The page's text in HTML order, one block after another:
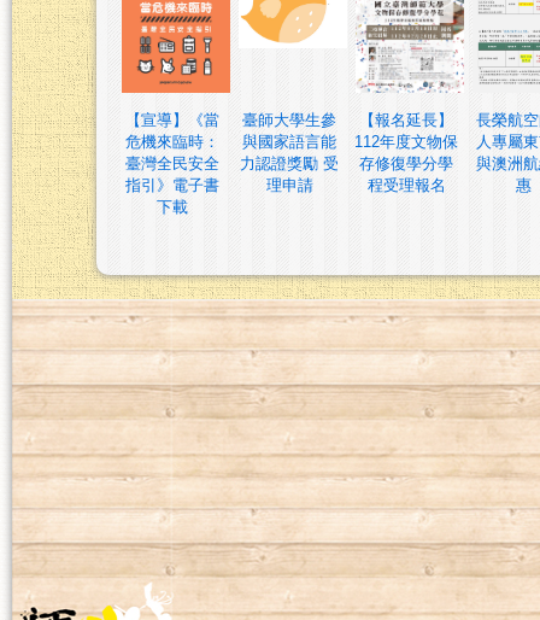
【宣導】《當
危機來臨時：
臺灣全民安全
指引》電子書
下載
臺師大學生參
與國家語言能
力認證獎勵 受
理申請
【報名延長】
112年度文物保
存修復學分學
程受理報名
長榮航
人專屬
與澳洲
惠